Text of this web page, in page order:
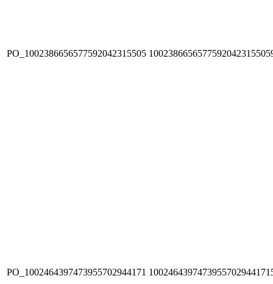
PO_1002386656577592042315505
PO_1002464397473955702944171